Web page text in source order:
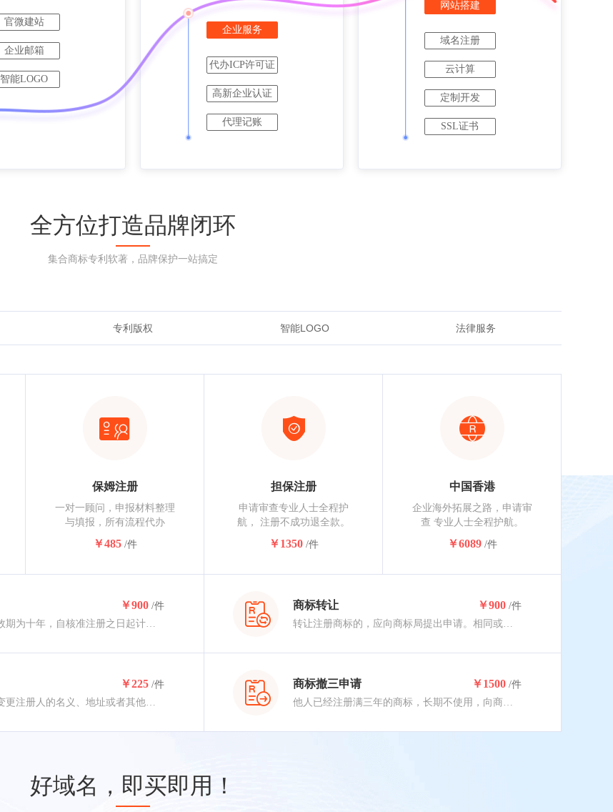
官微建站
企业邮箱
智能LOGO
企业服务
代办ICP许可证
高新企业认证
代理记账
网站搭建
域名注册
云计算
定制开发
SSL证书
全方位打造品牌闭环
集合商标专利软著，品牌保护一站搞定
专利版权 智能LOGO 法律服务
保姆注册
一对一顾问，申报材料整理
与填报，所有流程代办
￥485 /件
担保注册
申请审查专业人士全程护
航， 注册不成功退全款。
￥1350 /件
中国香港
企业海外拓展之路，申请审
查 专业人士全程护航。
￥6089 /件
￥900 /件
注册商标的有效期为十年，自核准注册之日起计算。注册商标有效期满，需要继续使用的应申请商标续展，商标到期前12个月内应办理续展，约2-3个月核准完成。
商标转让 ￥900 /件
转让注册商标的，应向商标局提出申请。相同或类似商品、服务上的相同近似商标应一并转让，约6-10个月核准完成。
￥225 /件
注册商标需要变更注册人的名义、地址或者其他注册事项的，应当提出变更申请。变更商标注册人名义或地址的，商标注册人应将其全部注册商标一并变更，约3-5个月核准完成。
商标撤三申请 ￥1500 /件
他人已经注册满三年的商标，长期不使用，向商标局要求撤销该商标，任何单位或者个人均可向商标局递交撤销申请。
好域名，即买即用！